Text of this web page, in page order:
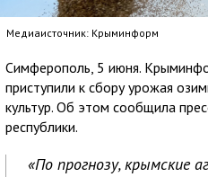
Медиаисточник: Крыминформ
Симферополь, 5 июня.
приступили к сбору урожая
культур. Об этом сообщила
республики.
«По прогнозу, крымские